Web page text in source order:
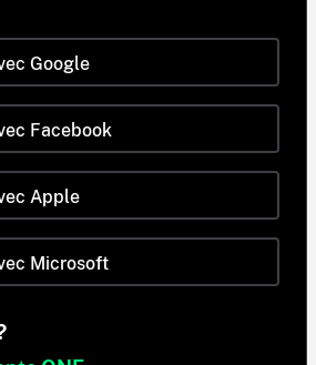
Google
Facebook
Apple
Microsoft